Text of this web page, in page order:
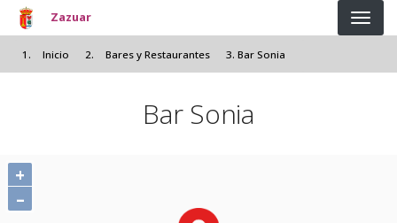
Pasar al contenido principal
Zazuar
Inicio Bares y Restaurantes Bar Sonia
Bar Sonia
+
–